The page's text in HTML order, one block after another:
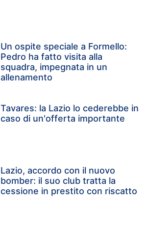
Un ospite speciale a Formello:
Pedro ha fatto visita alla
squadra, impegnata in un
allenamento
Tavares: la Lazio lo cederebbe in
caso di un'offerta importante
Lazio, accordo con il nuovo
bomber: il suo club tratta la
cessione in prestito con riscatto